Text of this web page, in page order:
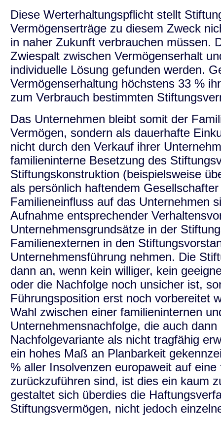
Diese Werterhaltungspflicht stellt
Vermögenserträge zu diesem Zweck
in naher Zukunft verbrauchen müssen.
Zwiespalt zwischen Vermögenserhalt
individuelle Lösung gefunden werden.
Vermögenserhaltung höchstens 33 %
zum Verbrauch bestimmten
Das Unternehmen bleibt somit der
Vermögen, sondern als dauerhafte
nicht durch den Verkauf ihrer
familieninterne Besetzung des
Stiftungskonstruktion (beispielsweise
als persönlich haftendem
Familieneinfluss auf das Unternehmen
Aufnahme entsprechender
Unternehmensgrundsätze in der
Familienexternen in den
Unternehmensführung nehmen. Die
dann an, wenn kein williger, kein
oder die Nachfolge noch unsicher ist,
Führungsposition erst noch vorbereitet
Wahl zwischen einer familieninternen
Unternehmensnachfolge, die auch
Nachfolgevariante als nicht tragfähig
ein hohes Maß an Planbarkeit
% aller Insolvenzen europaweit auf
zurückzuführen sind, ist dies ein kaum
gestaltet sich überdies die
Stiftungsvermögen, nicht jedoch